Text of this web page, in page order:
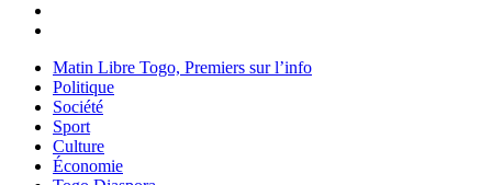
Matin Libre Togo, Premiers sur l’info
Politique
Société
Sport
Culture
Économie